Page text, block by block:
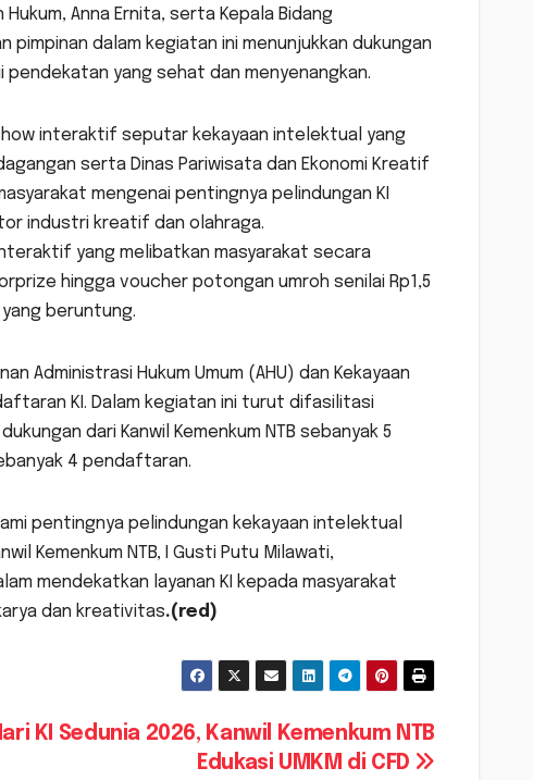
Hukum, Anna Ernita, serta Kepala Bidang
pimpinan dalam kegiatan ini menunjukkan dukungan
yang sehat dan menyenangkan.
interaktif seputar kekayaan intelektual yang
serta Dinas Pariwisata dan Ekonomi Kreatif
mengenai pentingnya pelindungan KI
industri kreatif dan olahraga.
yang melibatkan masyarakat secara
hingga voucher potongan umroh senilai Rp1,5
beruntung.
Administrasi Hukum Umum (AHU) dan Kekayaan
KI. Dalam kegiatan ini turut difasilitasi
dari Kanwil Kemenkum NTB sebanyak 5
4 pendaftaran.
pentingnya pelindungan kekayaan intelektual
Kemenkum NTB, I Gusti Putu Milawati,
mendekatkan layanan KI kepada masyarakat
dan kreativitas.(red)
KI Sedunia 2026, Kanwil Kemenkum NTB
Edukasi UMKM di CFD